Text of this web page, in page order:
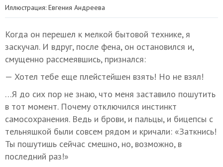
Иллюстрация: Евгения Андреева
Когда он перешел к мелкой бытовой технике, я
заскучал. И вдруг, после фена, он остановился и,
смущенно рассмеявшись, признался:
— Хотел тебе еще плейстейшен взять! Но не взял!
…Я до сих пор не знаю, что меня заставило пошутить
в тот момент. Почему отключился инстинкт
самосохранения. Ведь и брови, и пальцы, и бицепсы с
тельняшкой были совсем рядом и кричали: «Заткнись!
Ты пошутишь сейчас смешно, но, возможно, в
последний раз!»